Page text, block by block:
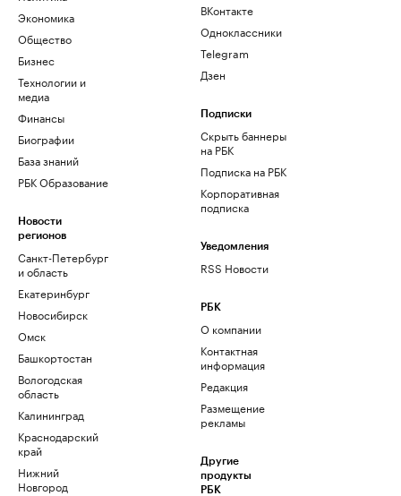
Экономика
Общество
Бизнес
Технологии и
медиа
Финансы
Биографии
База знаний
РБК Образование
Новости
регионов
Санкт-Петербург
и область
Екатеринбург
Новосибирск
Омск
Башкортостан
Вологодская
область
Калининград
Краснодарский
край
Нижний
Новгород
ВКонтакте
Одноклассники
Telegram
Дзен
Подписки
Скрыть баннеры
на РБК
Подписка на РБК
Корпоративная
подписка
Уведомления
RSS Новости
РБК
О компании
Контактная
информация
Редакция
Размещение
рекламы
Другие
продукты
РБК